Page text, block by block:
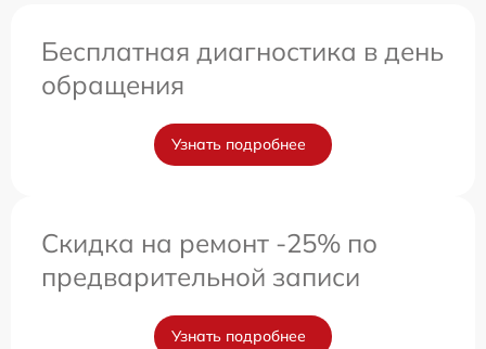
Бесплатная диагностика в день
обращения
Узнать подробнее
Скидка на ремонт -25% по
предварительной записи
Узнать подробнее